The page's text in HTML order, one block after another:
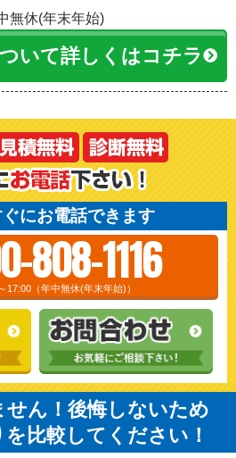
無休(年末年始)
いて詳しくはコチラ
にお電話できます
808-1116
17:00（年中無休(年末年始)）
ん！後悔しないため
比較してください！